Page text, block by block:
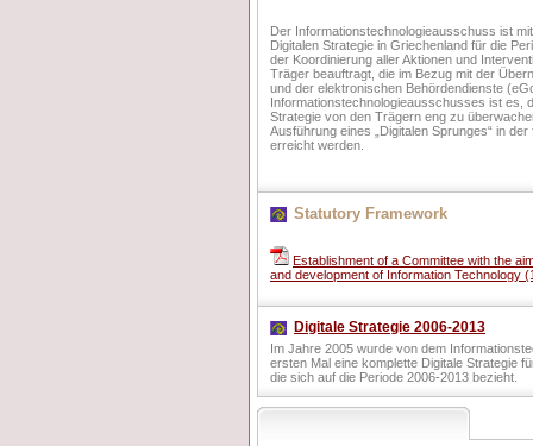
Der Informationstechnologieausschuss ist
Digitalen Strategie in Griechenland für die
der Koordinierung aller Aktionen und
Träger beauftragt, die im Bezug mit der
und der elektronischen Behördendienste
Informationstechnologieausschusses ist es,
Strategie von den Trägern eng zu
Ausführung eines „Digitalen Sprunges“ in
erreicht werden.
Statutory Framework
Establishment of a Committee with the
and development of Information Technology
Digitale Strategie 2006-2013
Im Jahre 2005 wurde von dem
ersten Mal eine komplette Digitale Strategie
die sich auf die Periode 2006-2013 bezieht.